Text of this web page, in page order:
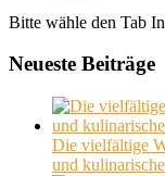
Bitte wähle den Tab
Neueste Beiträge
Die vielfältige
und